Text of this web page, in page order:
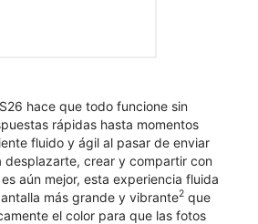
hace que todo funcione sin
rápidas hasta momentos
fluido y ágil al pasar de enviar
desplazarte, crear y compartir con
aún mejor, esta experiencia fluida
más grande y vibrante2 que
el color para que las fotos